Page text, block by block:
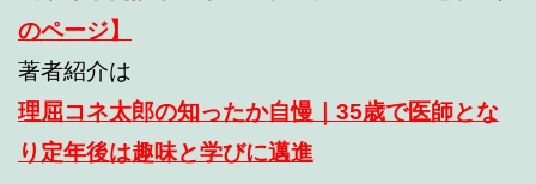
のページ】
著者紹介は
理屈コネ太郎の知ったか自慢｜35歳で医師とな
り定年後は趣味と学びに邁進